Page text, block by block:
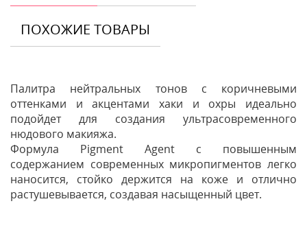
ПОХОЖИЕ ТОВАРЫ
Палитра нейтральных тонов с коричневыми
оттенками и акцентами хаки и охры идеально
подойдет для создания ультрасовременного
нюдового макияжа.
Формула Pigment Agent с повышенным
содержанием современных микропигментов легко
наносится, стойко держится на коже и отлично
растушевывается, создавая насыщенный цвет.